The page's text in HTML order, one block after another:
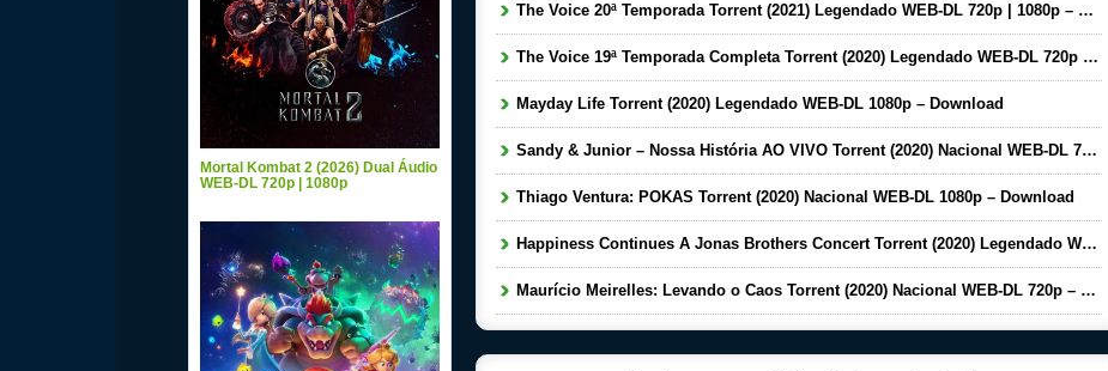
The Voice 20ª Temporada Torrent (2021) Legendado WEB-DL 720p | 1080p – Download
The Voice 19ª Temporada Completa Torrent (2020) Legendado WEB-DL 720p | 1080p – Download
Mayday Life Torrent (2020) Legendado WEB-DL 1080p – Download
Sandy & Junior – Nossa História AO VIVO Torrent (2020) Nacional WEB-DL 720p e 1080p – Download
Thiago Ventura: POKAS Torrent (2020) Nacional WEB-DL 1080p – Download
Happiness Continues A Jonas Brothers Concert Torrent (2020) Legendado WEB-DL 1080p Download
Maurício Meirelles: Levando o Caos Torrent (2020) Nacional WEB-DL 720p – Download
Mortal Kombat 2 (2026) Dual Áudio
WEB-DL 720p | 1080p